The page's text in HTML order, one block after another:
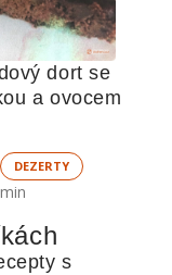
dort se
a ovocem
DEZERTY
min
s